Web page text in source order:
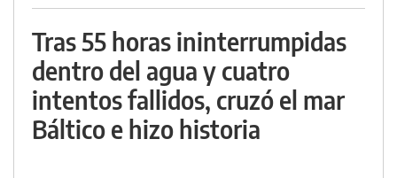
Tras 55 horas ininterrumpidas
dentro del agua y cuatro
intentos fallidos, cruzó el mar
Báltico e hizo historia